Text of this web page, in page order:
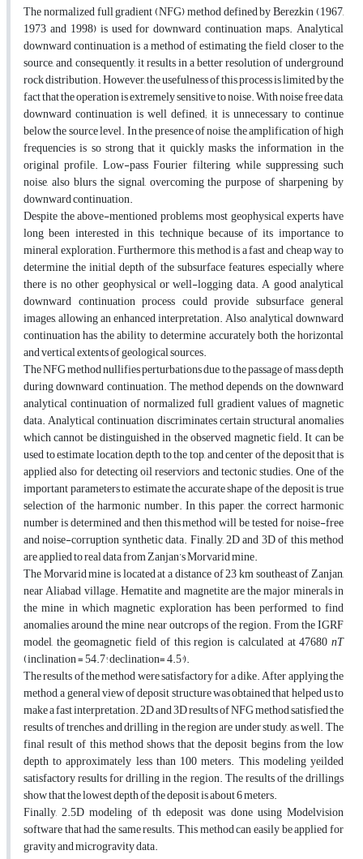
The normalized full gradient (NFG) method defined by Berezkin (1967,
1973 and 1998) is used for downward continuation maps. Analytical
downward continuation is a method of estimating the field closer to the
source, and, consequently, it results in a better resolution of underground
rock distribution. However, the usefulness of this process is limited by the
fact that the operation is extremely sensitive to noise. With noise free data,
downward continuation is well defined; it is unnecessary to continue
below the source level. In the presence of noise, the amplification of high
frequencies is so strong that it quickly masks the information in the
original profile. Low-pass Fourier filtering, while suppressing such
noise, also blurs the signal, overcoming the purpose of sharpening by
downward continuation.
Despite the above-mentioned problems, most geophysical experts have
long been interested in this technique because of its importance to
mineral exploration. Furthermore, this method is a fast and cheap way to
determine the initial depth of the subsurface features, especially where
there is no other geophysical or well-logging data. A good analytical
downward continuation process could provide subsurface general
images, allowing an enhanced interpretation. Also, analytical downward
continuation has the ability to determine accurately both the horizontal
and vertical extents of geological sources.
The NFG method nullifies perturbations due to the passage of mass depth
during downward continuation. The method depends on the downward
analytical continuation of normalized full gradient values of magnetic
data. Analytical continuation discriminates certain structural anomalies
which cannot be distinguished in the observed magnetic field. It can be
used to estimate location, depth to the top, and center of the deposit that is
applied also for detecting oil reserviors and tectonic studies. One of the
important parameters to estimate the accurate shape of the deposit is true
selection of the harmonic number. In this paper, the correct harmonic
number is determined and then this method will be tested for noise-free
and noise-corruption synthetic data. Finally, 2D and 3D of this method
are applied to real data from Zanjan’s Morvarid mine.
The Morvarid mine is located at a distance of 23 km southeast of Zanjan,
near Aliabad village. Hematite and magnetite are the major minerals in
the mine in which magnetic exploration has been performed to find
anomalies around the mine, near outcrops of the region. From the IGRF
model, the geomagnetic field of this region is calculated at 47680nT
(inclination = 54.7°, declination= 4.5°).
The results of the method were satisfactory for a dike. After applying the
method, a general view of deposit structure was obtained that helped us to
make a fast interpretation. 2D and 3D results of NFG method satisfied the
results of trenches and drilling in the region are under study, as well. The
final result of this method shows that the deposit begins from the low
depth to approximately less than 100 meters. This modeling yeilded
satisfactory results for drilling in the region. The results of the drillings
show that the lowest depth of the deposit is about 6 meters.
Finally, 2.5D modeling of th edeposit was done using Modelvision
software that had the same results. This method can easily be applied for
gravity and microgravity data.